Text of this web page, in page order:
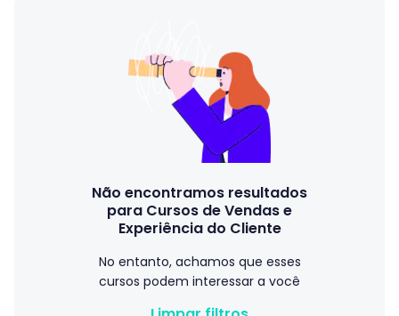
Não encontramos resultados
para Cursos de Vendas e
Experiência do Cliente
No entanto, achamos que esses
cursos podem interessar a você